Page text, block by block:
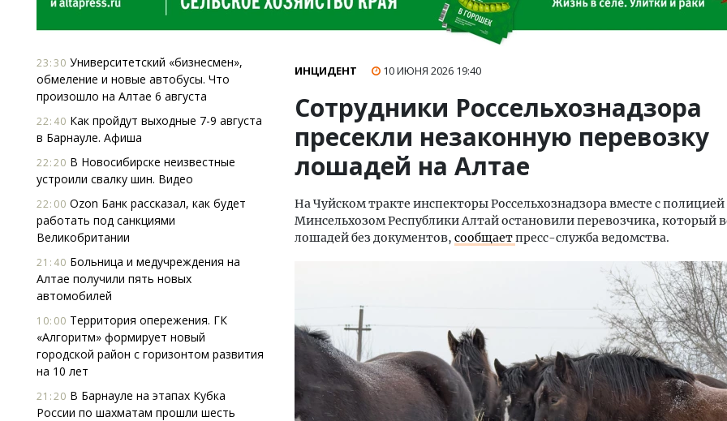
23:30 Университетский «бизнесмен»,
обмеление и новые автобусы. Что
произошло на Алтае 6 августа
22:40 Как пройдут выходные 7-9 августа
в Барнауле. Афиша
22:20 В Новосибирске неизвестные
устроили свалку шин. Видео
22:00 Ozon Банк рассказал, как будет
работать под санкциями
Великобритании
21:40 Больница и медучреждения на
Алтае получили пять новых
автомобилей
10:00 Территория опережения. ГК
«Алгоритм» формирует новый
городской район с горизонтом развития
на 10 лет
21:20 В Барнауле на этапах Кубка
России по шахматам прошли шесть
ИНЦИДЕНТ 10 ИЮНЯ 2026 19:40
Сотрудники Россельхознадзора
пресекли незаконную перевозку
лошадей на Алтае
На Чуйском тракте инспекторы Россельхознадзора вместе с полицией
Минсельхозом Республики Алтай остановили перевозчика, который
лошадей без документов, сообщаетпресс-служба ведомства.